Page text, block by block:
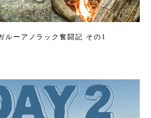
ルーアノラック奮闘記 その1